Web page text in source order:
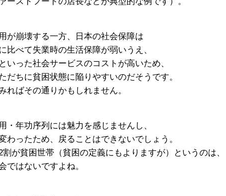
が崩壊する一方、日本の社会保障は
比べて失業時の生活保障が弱いうえ、
いった社会サービスのコストが高いため、
だちに貧困状態に陥りやすいのだそうです。
ればその通りかもしれません。
・年功序列には魅力を感じませんし、
わったため、戻ることはできないでしょう。
割が貧困世帯（貧困の定義にもよりますが）というのは、
ではないですよね。